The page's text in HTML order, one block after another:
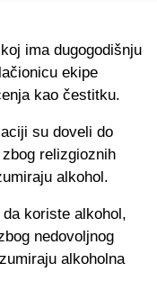
ima dugogodišnju
ekipe
kao čestitku.
su doveli do
relizgioznih
alkohol.
koriste alkohol,
nedovoljnog
alkoholna